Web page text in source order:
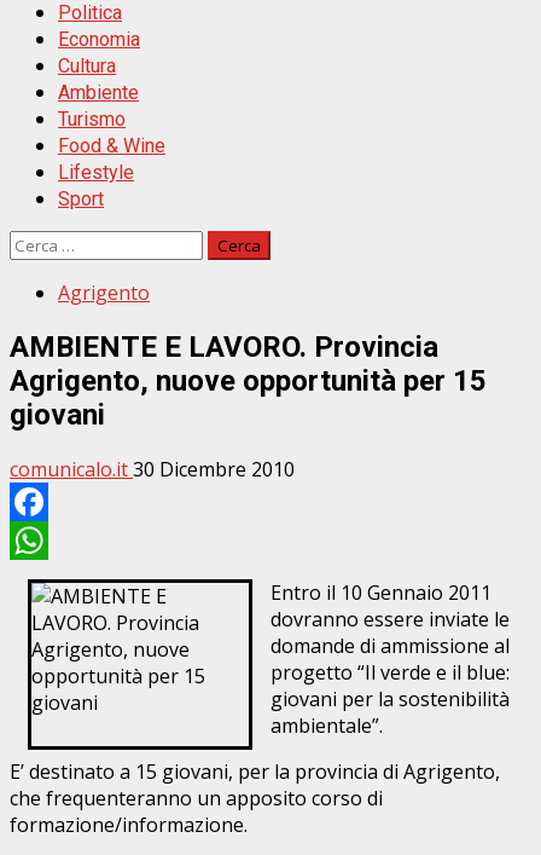
Politica
Economia
Cultura
Ambiente
Turismo
Food & Wine
Lifestyle
Sport
Ricerca
Agrigento
AMBIENTE E LAVORO. Provincia
Agrigento, nuove opportunità per 15
giovani
comunicalo.it30 Dicembre 2010
Facebook
WhatsApp
Entro il 10 Gennaio 2011
dovranno essere inviate le
domande di ammissione al
progetto “Il verde e il blue:
giovani per la sostenibilità
ambientale”.
E’ destinato a 15 giovani, per la provincia di Agrigento,
che frequenteranno un apposito corso di
formazione/informazione.